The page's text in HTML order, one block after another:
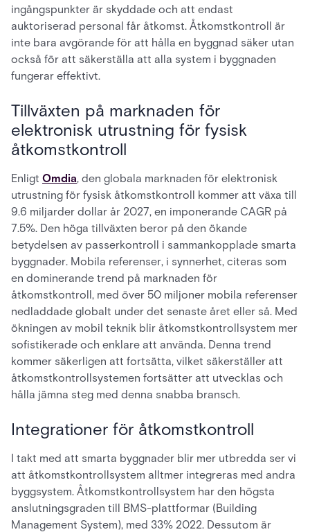
ingångspunkter är skyddade och att endast
auktoriserad personal får åtkomst. Åtkomstkontroll är
inte bara avgörande för att hålla en byggnad säker utan
också för att säkerställa att alla system i byggnaden
fungerar effektivt.
Tillväxten på marknaden för
elektronisk utrustning för fysisk
åtkomstkontroll
Enligt Omdia, den globala marknaden för elektronisk
utrustning för fysisk åtkomstkontroll kommer att växa till
9.6 miljarder dollar år 2027, en imponerande CAGR på
7.5%. Den höga tillväxten beror på den ökande
betydelsen av passerkontroll i sammankopplade smarta
byggnader. Mobila referenser, i synnerhet, citeras som
en dominerande trend på marknaden för
åtkomstkontroll, med över 50 miljoner mobila referenser
nedladdade globalt under det senaste året eller så. Med
ökningen av mobil teknik blir åtkomstkontrollsystem mer
sofistikerade och enklare att använda. Denna trend
kommer säkerligen att fortsätta, vilket säkerställer att
åtkomstkontrollsystemen fortsätter att utvecklas och
hålla jämna steg med denna snabba bransch.
Integrationer för åtkomstkontroll
I takt med att smarta byggnader blir mer utbredda ser vi
att åtkomstkontrollsystem alltmer integreras med andra
byggsystem. Åtkomstkontrollsystem har den högsta
anslutningsgraden till BMS-plattformar (Building
Management System), med 33% 2022. Dessutom är